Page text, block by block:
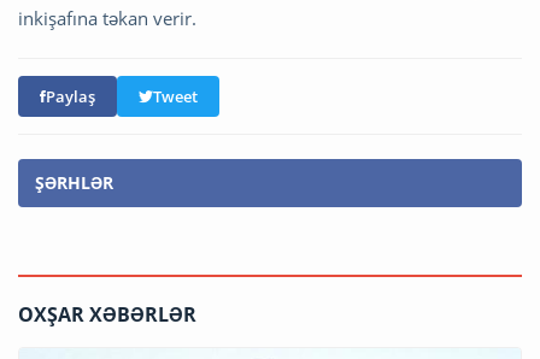
inkişafına təkan verir.
Paylaş Tweet
ŞƏRHLƏR
OXŞAR XƏBƏRLƏR